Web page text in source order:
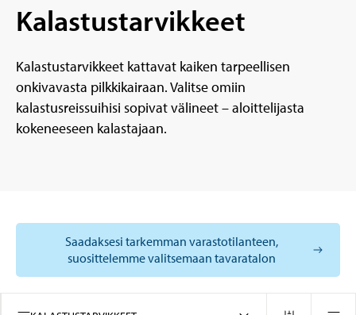
Kalastustarvikkeet
Kalastustarvikkeet kattavat kaiken tarpeellisen
onkivavasta pilkkikairaan. Valitse omiin
kalastusreissuihisi sopivat välineet – aloittelijasta
kokeneeseen kalastajaan.
Saadaksesi tarkemman varastotilanteen,
suosittelemme valitsemaan tavaratalon